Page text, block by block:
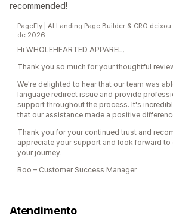
recommended!
PageFly | AI Landing Page Builder & CRO
de 2026
Hi WHOLEHEARTED APPAREL,
Thank you so much for your thoughtful
We're delighted to hear that our team was
language redirect issue and provide
support throughout the process. It's
that our assistance made a positive
Thank you for your continued trust and
appreciate your support and look forward
your journey.
Boo – Customer Success Manager
Atendimento